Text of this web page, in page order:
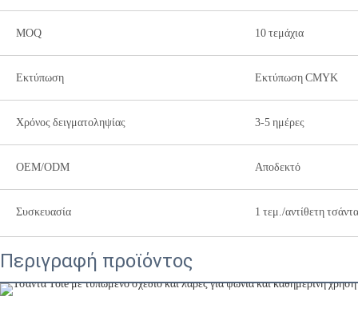
MOQ 10 τεμάχια
Εκτύπωση Εκτύπωση CMYK
Χρόνος δειγματοληψίας 3-5 ημέρες
OEM/ODM Αποδεκτό
Συσκευασία 1 τεμ./αντίθετη τσάντα
Περιγραφή προϊόντος